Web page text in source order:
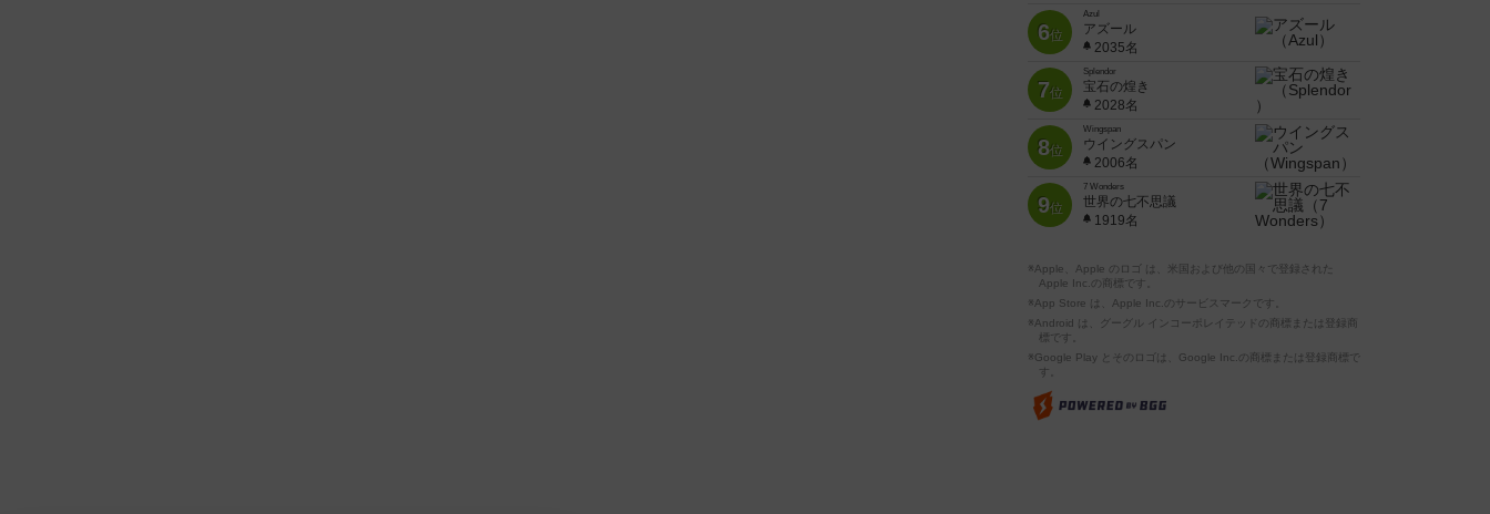
6位
Azul
アズール
2035名
7位
Splendor
宝石の煌き
2028名
8位
Wingspan
ウイングスパン
2006名
9位
7 Wonders
世界の七不思議
1919名
※Apple、Apple のロゴ は、米国および他の国々で登録された
Apple Inc.の商標です。
※App Store は、Apple Inc.のサービスマークです。
※Android は、グーグル インコーポレイテッドの商標または登録商
標です。
※Google Play とそのロゴは、Google Inc.の商標または登録商標で
す。